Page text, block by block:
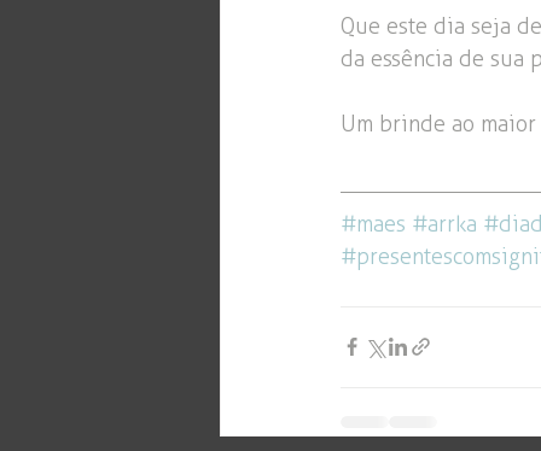
Que este dia seja
da essência de sua
Um brinde ao
#maes #arrka